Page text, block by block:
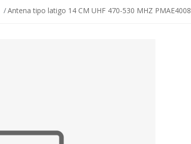
Antena tipo latigo 14 CM UHF 470-530 MHZ PMAE4008